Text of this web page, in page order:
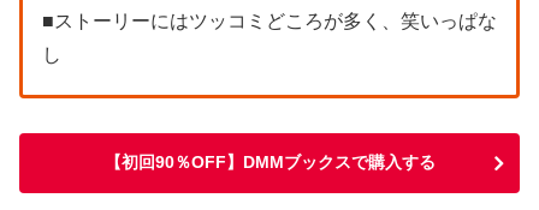
■ストーリーにはツッコミどころが多く、笑いっぱな
し
【初回90％OFF】DMMブックスで購入する